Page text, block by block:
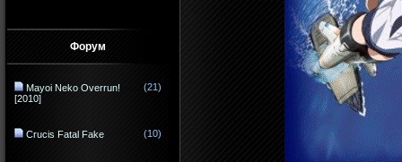
Форум
Mayoi Neko Overrun!
[2010]
(21)
Crucis Fatal Fake (10)